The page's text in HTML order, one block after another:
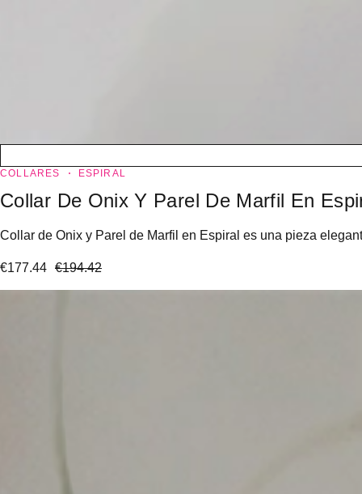
COLLARES ESPIRAL
Collar De Onix Y Parel De Marfil En
Collar de Onix y Parel de Marfil en Espiral es una pieza
€194.42
€177.44